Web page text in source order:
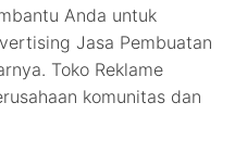
Anda untuk
Jasa Pembuatan
Toko Reklame
komunitas dan